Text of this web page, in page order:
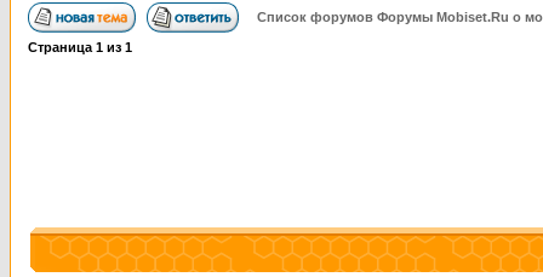
Список форумов Форумы Mobiset.Ru о
Страница 1 из 1